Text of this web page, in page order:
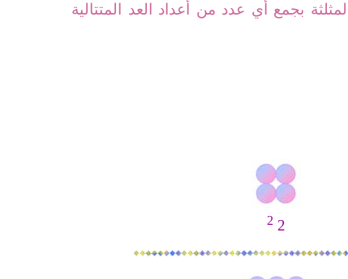
بجمع أي عدد من أعداد العد المتتالية
2
2